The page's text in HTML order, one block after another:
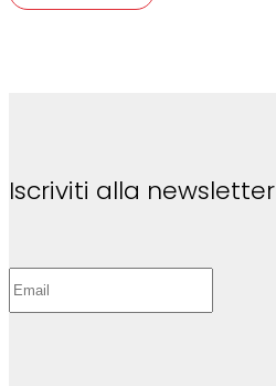
Iscriviti alla newsletter